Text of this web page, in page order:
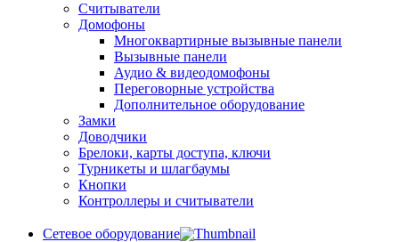
Cчитыватели
Домофоны
Многоквартирные вызывные панели
Вызывные панели
Аудио & видеодомофоны
Переговорные устройства
Дополнительное оборудование
Замки
Доводчики
Брелоки, карты доступа, ключи
Турникеты и шлагбаумы
Кнопки
Контроллеры и считыватели
Сетевое оборудование